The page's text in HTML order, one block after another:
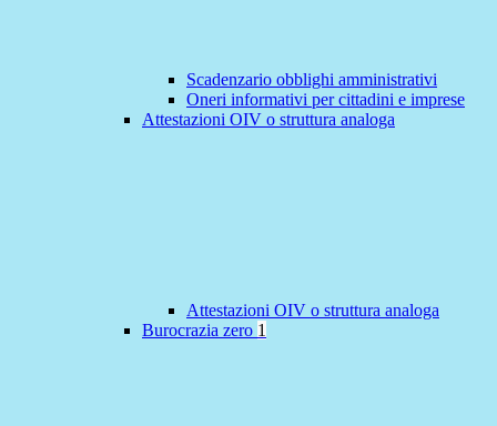
Scadenzario obblighi amministrativi
Oneri informativi per cittadini e imprese
Attestazioni OIV o struttura analoga
Attestazioni OIV o struttura analoga
Burocrazia zero 1